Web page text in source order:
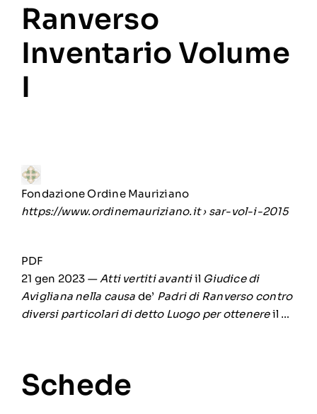
Ranverso
Inventario Volume
I
Fondazione Ordine Mauriziano
https://www.ordinemauriziano.it› sar-vol-i-2015
PDF
21 gen 2023 —Atti vertiti avantiil Giudice di
Avigliana nella causa de’ Padri di Ranverso contro
diversi particolari di detto Luogo per ottenereil …
Schede